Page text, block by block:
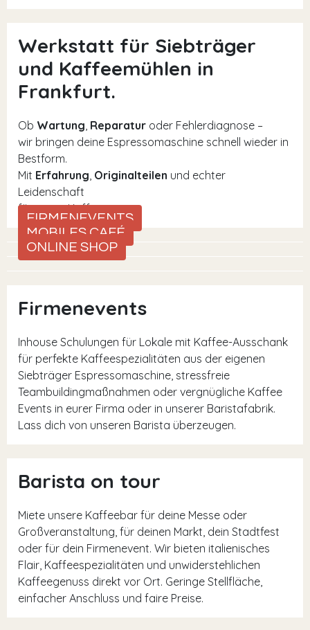
Werkstatt für Siebträger
und Kaffeemühlen in
Frankfurt.
Ob Wartung, Reparatur oder Fehlerdiagnose –
wir bringen deine Espressomaschine schnell wieder in
Bestform.
Mit Erfahrung, Originalteilen und echter
Leidenschaft
für guten Kaffee.
FIRMENEVENTS
MOBILES CAFÉ
ONLINE SHOP
Firmenevents
Inhouse Schulungen für Lokale mit Kaffee-Ausschank
für perfekte Kaffeespezialitäten aus der eigenen
Siebträger Espressomaschine, stressfreie
Teambuildingmaßnahmen oder vergnügliche Kaffee
Events in eurer Firma oder in unserer Baristafabrik.
Lass dich von unseren Barista überzeugen.
Barista on tour
Miete unsere Kaffeebar für deine Messe oder
Großveranstaltung, für deinen Markt, dein Stadtfest
oder für dein Firmenevent. Wir bieten italienisches
Flair, Kaffeespezialitäten und unwiderstehlichen
Kaffeegenuss direkt vor Ort. Geringe Stellfläche,
einfacher Anschluss und faire Preise.